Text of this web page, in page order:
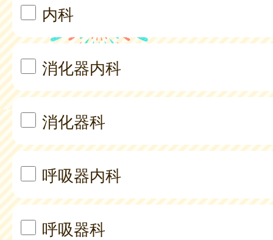
内科
消化器内科
消化器科
呼吸器内科
呼吸器科